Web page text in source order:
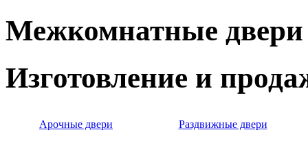
Межкомнатные двери
Изготовление и
Арочные двери Раздвижные двери